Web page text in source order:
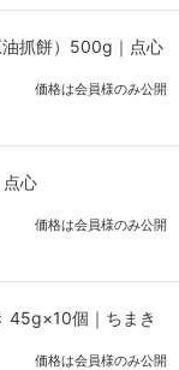
油抓餅）500g｜点心
価格は会員様のみ公開
点心
価格は会員様のみ公開
45g×10個｜ちまき
価格は会員様のみ公開